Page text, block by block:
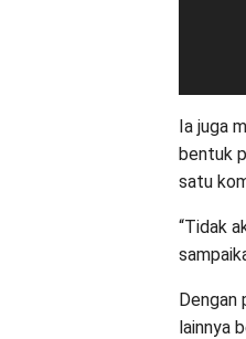
Ia juga
bentuk
satu
“Tidak
Dengan
lainnya